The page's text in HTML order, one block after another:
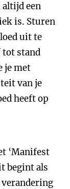
een
is. Sturen
uit te
tot stand
je met
van je
heeft op
‘Manifest
begint als
verandering